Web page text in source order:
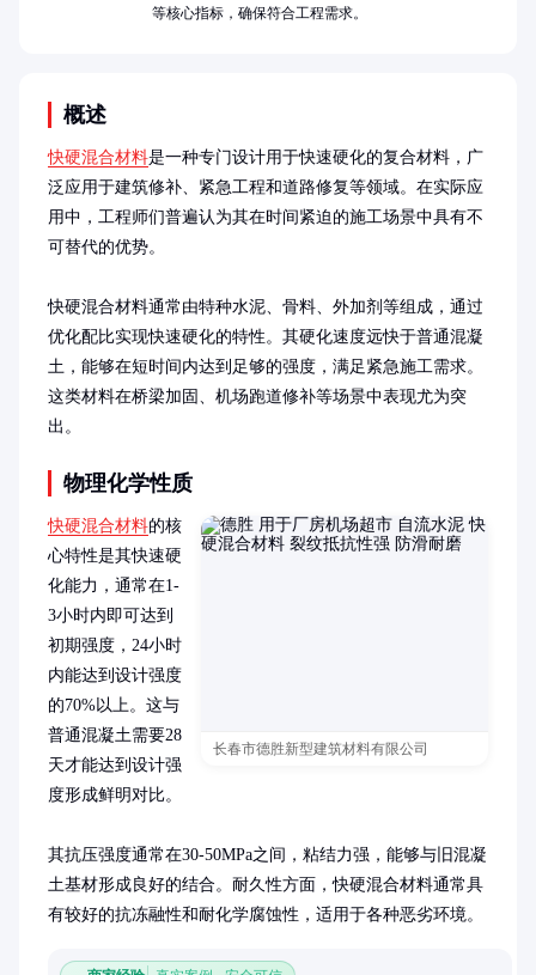
概述
快硬混合材料是一种专门设计用于快速硬化的复合材料，广
泛应用于建筑修补、紧急工程和道路修复等领域。在实际应
用中，工程师们普遍认为其在时间紧迫的施工场景中具有不
可替代的优势。
快硬混合材料通常由特种水泥、骨料、外加剂等组成，通过
优化配比实现快速硬化的特性。其硬化速度远快于普通混凝
土，能够在短时间内达到足够的强度，满足紧急施工需求。
这类材料在桥梁加固、机场跑道修补等场景中表现尤为突
出。
物理化学性质
长春市德胜新型建筑材料有限公司
快硬混合材料的核
心特性是其快速硬
化能力，通常在1-
3小时内即可达到
初期强度，24小时
内能达到设计强度
的70%以上。这与
普通混凝土需要28
天才能达到设计强
度形成鲜明对比。
其抗压强度通常在30-50MPa之间，粘结力强，能够与旧混凝
土基材形成良好的结合。耐久性方面，快硬混合材料通常具
有较好的抗冻融性和耐化学腐蚀性，适用于各种恶劣环境。
等核心指标，确保符合工程需求。